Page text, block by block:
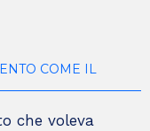
COME IL
che voleva